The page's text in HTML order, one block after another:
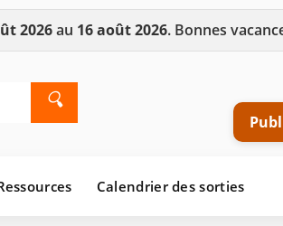
2026au 16 août 2026. Bonnes
🔍
Calendrier des sorties